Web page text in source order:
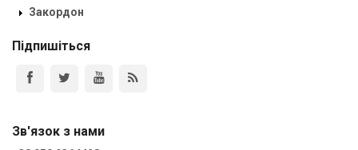
Закордон
Підпишіться
Зв'язок з нами